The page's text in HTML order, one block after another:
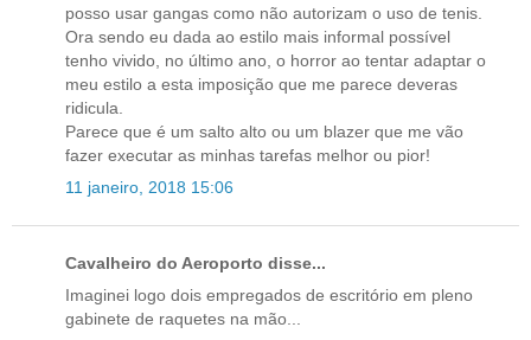
posso usar gangas como não autorizam o uso de tenis.
Ora sendo eu dada ao estilo mais informal possível
tenho vivido, no último ano, o horror ao tentar adaptar o
meu estilo a esta imposição que me parece deveras
ridicula.
Parece que é um salto alto ou um blazer que me vão
fazer executar as minhas tarefas melhor ou pior!
11 janeiro, 2018 15:06
Cavalheiro do Aeroporto disse...
Imaginei logo dois empregados de escritório em pleno
gabinete de raquetes na mão...